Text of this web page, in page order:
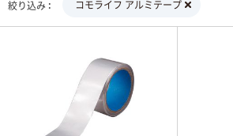
絞り込み コモライフ アルミテープ